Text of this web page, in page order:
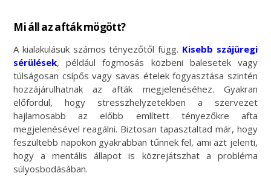
Mi áll az afták mögött?
A kialakulásuk számos tényezőtől függ. Kisebb szájüregi
sérülések, például fogmosás közbeni balesetek vagy
túlságosan csípős vagy savas ételek fogyasztása szintén
hozzájárulhatnak az afták megjelenéséhez. Gyakran
előfordul, hogy stresszhelyzetekben a szervezet
hajlamosabb az előbb említett tényezőkre afta
megjelenésével reagálni. Biztosan tapasztaltad már, hogy
feszültebb napokon gyakrabban tűnnek fel, ami azt jelenti,
hogy a mentális állapot is közrejátszhat a probléma
súlyosbodásában.